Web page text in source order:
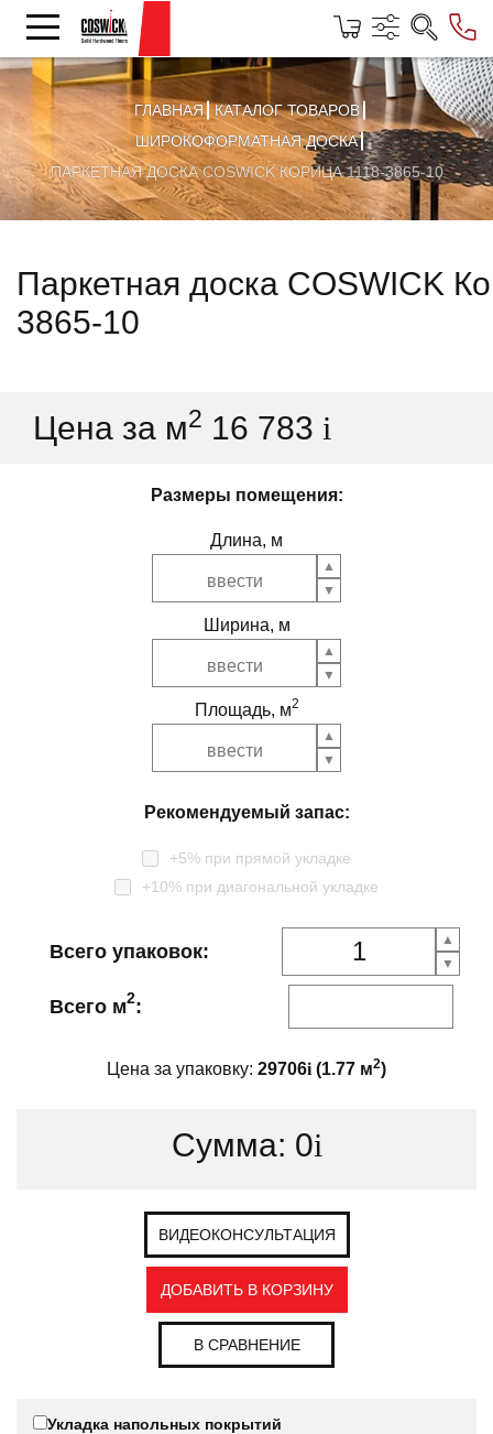
ГЛАВНАЯ
КАТАЛОГ ТОВАРОВ
ШИРОКОФОРМАТНАЯ ДОСКА
ПАРКЕТНАЯ ДОСКА COSWICK КОРИЦА 1118-3865-10
Паркетная доска COSWICK
3865-10
Цена за м2 16 783 i
Размеры помещения:
Длина, м
Ширина, м
Площадь, м2
Рекомендуемый запас:
+5% при прямой укладке
+10% при диагональной укладке
Всего упаковок:
Всего м2:
Цена за упаковку: 29706i (1.77 м2)
Сумма: 0i
ВИДЕОКОНСУЛЬТАЦИЯ
ДОБАВИТЬ В КОРЗИНУ
В СРАВНЕНИЕ
Укладка напольных покрытий